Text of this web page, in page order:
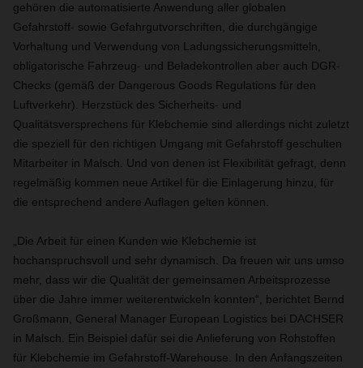
gehören die automatisierte Anwendung aller globalen
Gefahrstoff- sowie Gefahrgutvorschriften, die durchgängige
Vorhaltung und Verwendung von Ladungssicherungsmitteln,
obligatorische Fahrzeug- und Beladekontrollen aber auch DGR-
Checks (gemäß der Dangerous Goods Regulations für den
Luftverkehr). Herzstück des Sicherheits- und
Qualitätsversprechens für Klebchemie sind allerdings nicht zuletzt
die speziell für den richtigen Umgang mit Gefahrstoff geschulten
Mitarbeiter in Malsch. Und von denen ist Flexibilität gefragt, denn
regelmäßig kommen neue Artikel für die Einlagerung hinzu, für
die entsprechend andere Auflagen gelten können.
„Die Arbeit für einen Kunden wie Klebchemie ist
hochanspruchsvoll und sehr dynamisch. Da freuen wir uns umso
mehr, dass wir die Qualität der gemeinsamen Arbeitsprozesse
über die Jahre immer weiterentwickeln konnten“, berichtet Bernd
Großmann, General Manager European Logistics bei DACHSER
in Malsch. Ein Beispiel dafür sei die Anlieferung von Rohstoffen
für Klebchemie im Gefahrstoff-Warehouse. In den Anfangszeiten